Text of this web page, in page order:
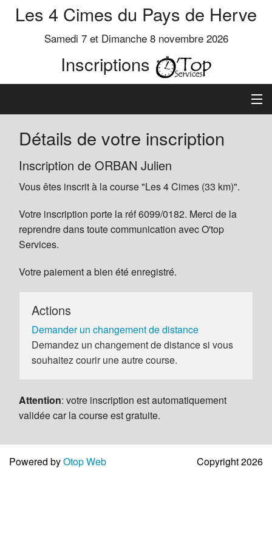
Les 4 Cimes du Pays de Herve
Samedi 7 et Dimanche 8 novembre 2026
Inscriptions
Inscription
Préinscrits
Informations
Détails de votre inscription
Inscription de ORBAN Julien
Vous êtes inscrit à la course "Les 4 Cimes (33 km)".
Votre inscription porte la réf 6099/0182. Merci de la
reprendre dans toute communication avec O'top
Services.
Votre paiement a bien été enregistré.
Actions
Demander un changement de distance
Demandez un changement de distance si vous
souhaitez courir une autre course.
Attention: votre inscription est automatiquement
validée car la course est gratuite.
Powered byOtop Web Copyright 2026